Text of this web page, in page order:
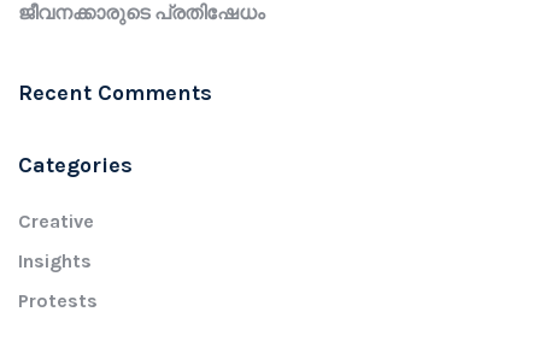
ജീവനക്കാരുടെ പ്രതിഷേധം
Recent Comments
Categories
Creative
Insights
Protests